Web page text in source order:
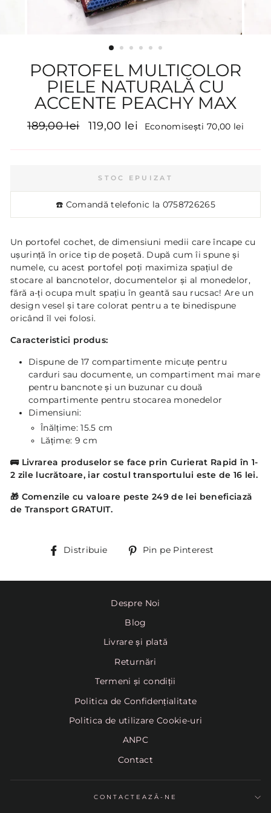
PORTOFEL MULTICOLOR
PIELE NATURALĂ CU
ACCENTE PEACHY MAX
Preț
189,00 lei
Preț
119,00 lei Economisești 70,00 lei
STOC EPUIZAT
☎️ Comandă telefonic la 0758726265
Un portofel cochet, de dimensiuni medii care încape cu
ușurință în orice tip de poșetă. După cum îi spune și
numele, cu acest portofel poți maximiza spațiul de
stocare al bancnotelor, documentelor și al monedelor,
fără a-ți ocupa mult spațiu în geantă sau rucsac! Are un
design vesel și tare colorat pentru a te binedispune
oricând îl vei folosi.
Caracteristici produs:
Dispune de 17 compartimente micuțe pentru
carduri sau documente, un compartiment mai mare
pentru bancnote și un buzunar cu două
compartimente pentru stocarea monedelor
Dimensiuni:
Înălțime: 15.5 cm
Lățime: 9 cm
🚌 Livrarea produselor se face prin Curierat Rapid în 1-
2 zile lucrătoare, iar costul transportului este de 16 lei.
🎁 Comenzile cu valoare peste 249 de lei beneficiază
de Transport GRATUIT.
Distribuie DistribuiePin pe Pinterest
Despre Noi
Blog
Livrare și plată
Returnări
Termeni și condiții
Politica de Confidențialitate
Politica de utilizare Cookie-uri
ANPC
Contact
CONTACTEAZĂ-NE